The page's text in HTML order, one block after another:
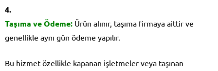
Taşıma ve Ödeme: Ürün alınır, taşıma firmaya aittir ve
genellikle aynı gün ödeme yapılır.
Bu hizmet özellikle kapanan işletmeler veya taşınan